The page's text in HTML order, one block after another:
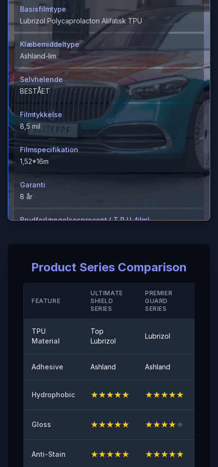
Basisfilmtype
Lubrizol Polycaprolacton Alifatisk TPU
Klæbemiddeltype
Ashland-lim
Selvhelende
BESTÅET
Filmtykkelse
8,5 mil
Filmspecifikation
1,52*16m
Garanti
8 år
Brudforlængelsesprocent ( T P U-film)
＞280（%）
Temperaturbestandighed
-40°-120°
≤0,35 (N/25mm)
Oprindelig klæbeevne
≤2
Product Series Comparison
FEATURE
ULTIMATE
SHIELD
SERIES
PREMIER
GUARD
SERIES
TPU
Material
Top
Lubrizol
Lubrizol
Adhesive Ashland Ashland
Hydrophobic ★★★★★ ★★★★★
Gloss ★★★★★ ★★★★★
Anti-Stain ★★★★★ ★★★★★